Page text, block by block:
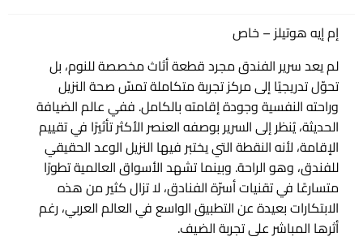
إم إيه هوتيلز – خاص
لم يعد سرير الفندق مجرد قطعة أثاث مخصصة للنوم، بل
تحوّل تدريجيًا إلى مركز تجربة متكاملة تمسّ صحة النزيل
وراحته النفسية وجودة إقامته بالكامل. ففي عالم الضيافة
الحديثة، يُنظر إلى السرير بوصفه العنصر الأكثر تأثيرًا في تقييم
الإقامة، لأنه النقطة التي يختبر فيها النزيل الوعد الحقيقي
للفندق، وهو الراحة. وبينما تشهد الأسواق العالمية تطورًا
متسارعًا في تقنيات أسرّة الفنادق، لا تزال كثير من هذه
الابتكارات بعيدة عن التطبيق الواسع في العالم العربي، رغم
أثرها المباشر على تجربة الضيف.